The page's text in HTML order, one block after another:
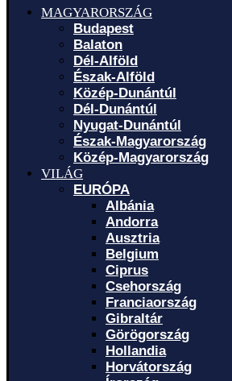
MAGYARORSZÁG
Budapest
Balaton
Dél-Alföld
Észak-Alföld
Közép-Dunántúl
Dél-Dunántúl
Nyugat-Dunántúl
Észak-Magyarország
Közép-Magyarország
VILÁG
EURÓPA
Albánia
Andorra
Ausztria
Belgium
Ciprus
Csehország
Franciaország
Gibraltár
Görögország
Hollandia
Horvátország